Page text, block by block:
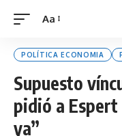
Font
Aa
POLÍTICA ECONOMIA
Supuesto
pidió a
ya”